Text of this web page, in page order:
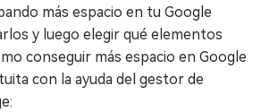
más espacio en tu Google
y luego elegir qué elementos
conseguir más espacio en Google
con la ayuda del gestor de